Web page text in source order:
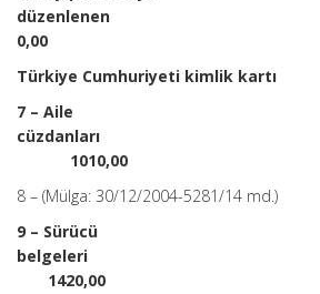
0,00
Türkiye Cumhuriyeti kimlik kartı
7 – Aile
1010,00
8 – (Mülga: 30/12/2004-5281/14 md.)
9 – Sürücü
1420,00